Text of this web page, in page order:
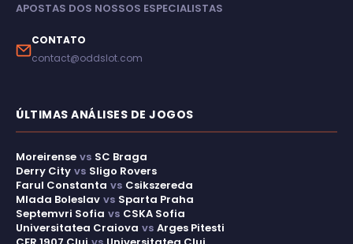
APOSTAS DOS NOSSOS ESPECIALISTAS
CONTATO
contact@oddslot.com
ÚLTIMAS ANÁLISES DE JOGOS
Moreirense vs SC Braga
Derry City vs Sligo Rovers
Farul Constanta vs Csikszereda
Mlada Boleslav vs Sparta Praha
Septemvri Sofia vs CSKA Sofia
Universitatea Craiova vs Arges Pitesti